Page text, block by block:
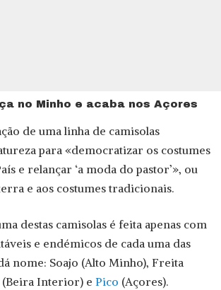
no Minho e acaba nos Açores
de uma linha de camisolas
para «democratizar os costumes
e relançar ‘a moda do pastor’», ou
e aos costumes tradicionais.
destas camisolas é feita apenas com
e endémicos de cada uma das
nome: Soajo (Alto Minho), Freita
(Beira Interior) e Pico (Açores).